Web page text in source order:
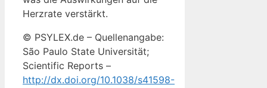
Herzrate verstärkt.
© PSYLEX.de – Quellenangabe:
São Paulo State Universität;
Scientific Reports –
http://dx.doi.org/10.1038/s41598-